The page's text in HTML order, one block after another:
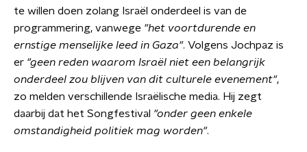
te willen doen zolang Israël onderdeel is van de
programmering, vanwege "het voortdurende en
ernstige menselijke leed in Gaza". Volgens Jochpaz is
er "geen reden waarom Israël niet een belangrijk
onderdeel zou blijven van dit culturele evenement",
zo melden verschillende Israëlische media. Hij zegt
daarbij dat het Songfestival "onder geen enkele
omstandigheid politiek mag worden".